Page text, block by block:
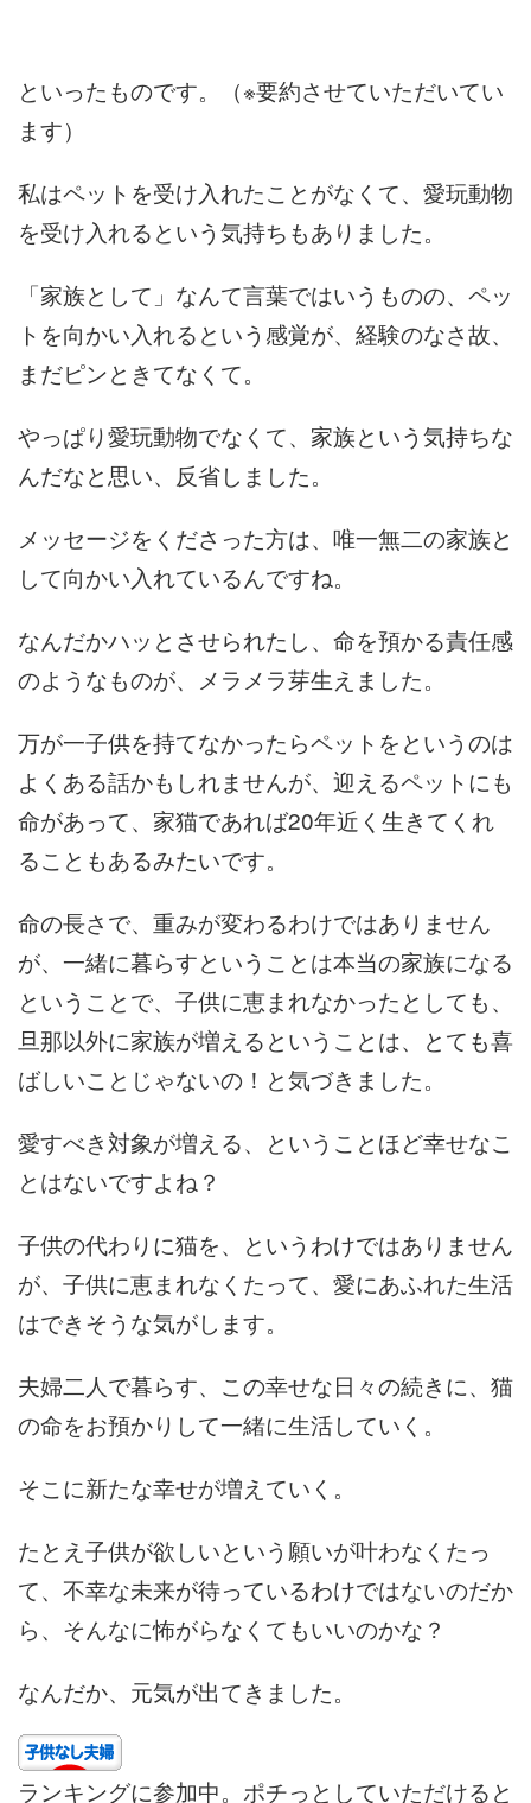
といったものです。（※要約させていただいてい
ます）
私はペットを受け入れたことがなくて、愛玩動物
を受け入れるという気持ちもありました。
「家族として」なんて言葉ではいうものの、ペッ
トを向かい入れるという感覚が、経験のなさ故、
まだピンときてなくて。
やっぱり愛玩動物でなくて、家族という気持ちな
んだなと思い、反省しました。
メッセージをくださった方は、唯一無二の家族と
して向かい入れているんですね。
なんだかハッとさせられたし、命を預かる責任感
のようなものが、メラメラ芽生えました。
万が一子供を持てなかったらペットをというのは
よくある話かもしれませんが、迎えるペットにも
命があって、家猫であれば20年近く生きてくれ
ることもあるみたいです。
命の長さで、重みが変わるわけではありません
が、一緒に暮らすということは本当の家族になる
ということで、子供に恵まれなかったとしても、
旦那以外に家族が増えるということは、とても喜
ばしいことじゃないの！と気づきました。
愛すべき対象が増える、ということほど幸せなこ
とはないですよね？
子供の代わりに猫を、というわけではありません
が、子供に恵まれなくたって、愛にあふれた生活
はできそうな気がします。
夫婦二人で暮らす、この幸せな日々の続きに、猫
の命をお預かりして一緒に生活していく。
そこに新たな幸せが増えていく。
たとえ子供が欲しいという願いが叶わなくたっ
て、不幸な未来が待っているわけではないのだか
ら、そんなに怖がらなくてもいいのかな？
なんだか、元気が出てきました。
ランキングに参加中。ポチっとしていただけると